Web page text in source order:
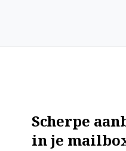
Scherpe
in je